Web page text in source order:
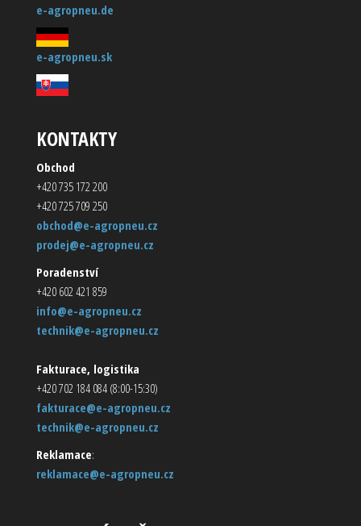
e-agropneu.de
e-agropneu.sk
KONTAKTY
Obchod
+420 735 172 200
+420 725 709 250
obchod@e-agropneu.cz
prodej@e-agropneu.cz
Poradenství
+420 602 421 859
info@e-agropneu.cz
technik@e-agropneu.cz
Fakturace, logistika
+420 702 184 084 (8:00-15:30)
fakturace@e-agropneu.cz
technik@e-agropneu.cz
Reklamace:
reklamace@e-agropneu.cz